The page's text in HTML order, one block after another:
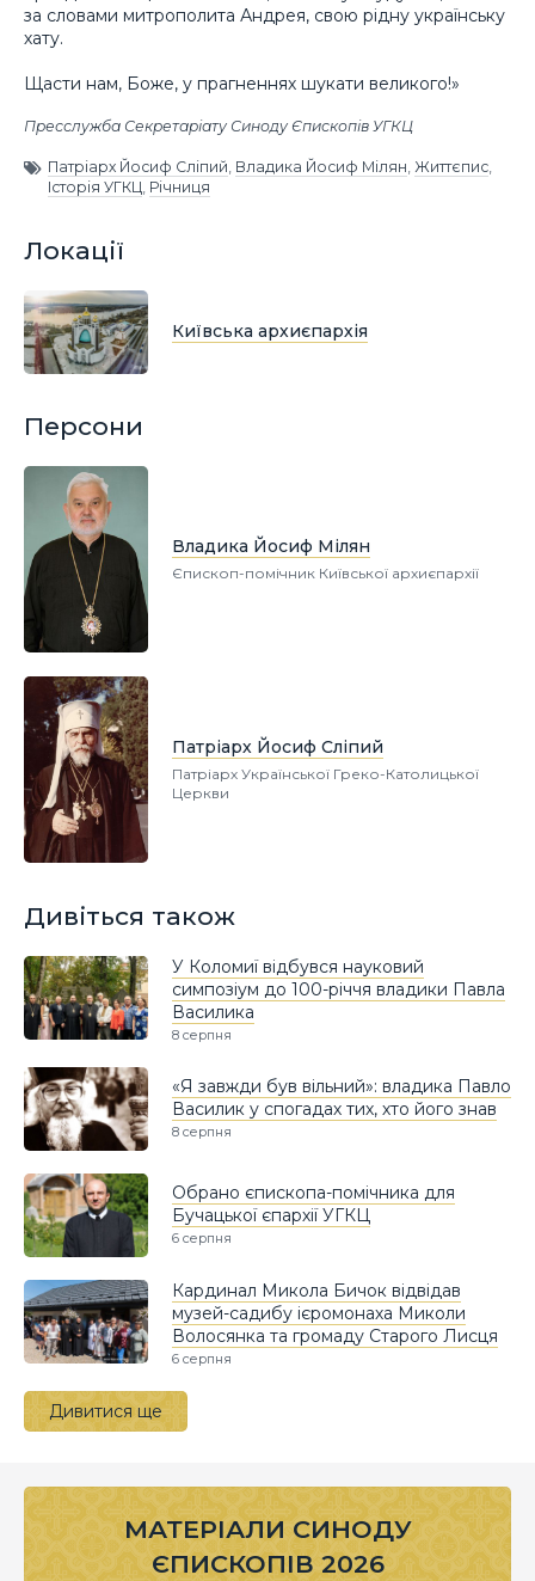
за словами митрополита Андрея, свою рідну українську
хату.
Щасти нам, Боже, у прагненнях шукати великого!»
Пресслужба Секретаріату Синоду Єпископів УГКЦ
Патріарх Йосиф Сліпий, Владика Йосиф Мілян, Життєпис,
Історія УГКЦ, Річниця
Локації
Київська архиєпархія
Персони
Владика Йосиф Мілян
Єпископ-помічник Київської архиєпархії
Патріарх Йосиф Сліпий
Патріарх Української Греко-Католицької
Церкви
Дивіться також
У Коломиї відбувся науковий
симпозіум до 100-річчя владики Павла
Василика
8 серпня
«Я завжди був вільний»: владика Павло
Василик у спогадах тих, хто його знав
8 серпня
Обрано єпископа-помічника для
Бучацької єпархії УГКЦ
6 серпня
Кардинал Микола Бичок відвідав
музей-садибу ієромонаха Миколи
Волосянка та громаду Старого Лисця
6 серпня
Дивитися ще
МАТЕРІАЛИ СИНОДУ
ЄПИСКОПІВ 2026